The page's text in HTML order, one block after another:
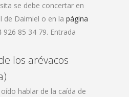
se debe concertar en
de Daimiel o en la página
926 85 34 79. Entrada
los arévacos
hablar de la caída de